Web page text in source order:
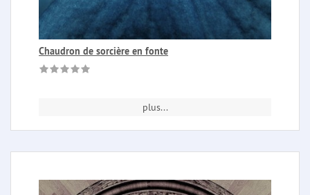
Chaudron de sorcière en fonte
plus...